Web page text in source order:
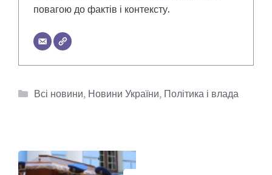
повагою до фактів і контексту.
Категорії
Всі новини, Новини України, Політика і влада